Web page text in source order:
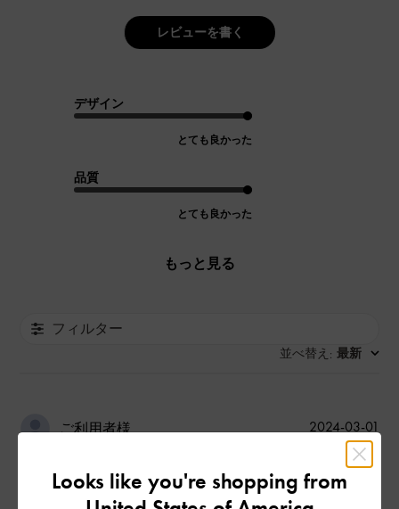
レビューを書く
デザイン
とても良かった
品質
とても良かった
もっと見る
フィルター
並べ替え : 最新
ご利用者様
かわいい！
2024-03-01
Looks like you're shopping from